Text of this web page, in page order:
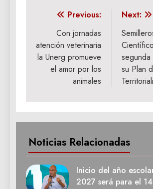
Navegación
entradas
Previous:
Con jornadas
atención veterinaria
la Unerg promueve
el amor por los
animales
Next:
su Plan
Noticias Relacionadas
Inicio del año
2027 será para el